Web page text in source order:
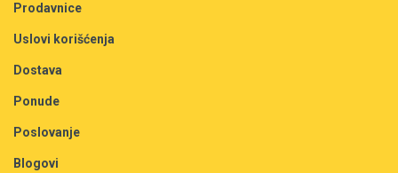
Prodavnice
Uslovi korišćenja
Dostava
Ponude
Poslovanje
Blogovi